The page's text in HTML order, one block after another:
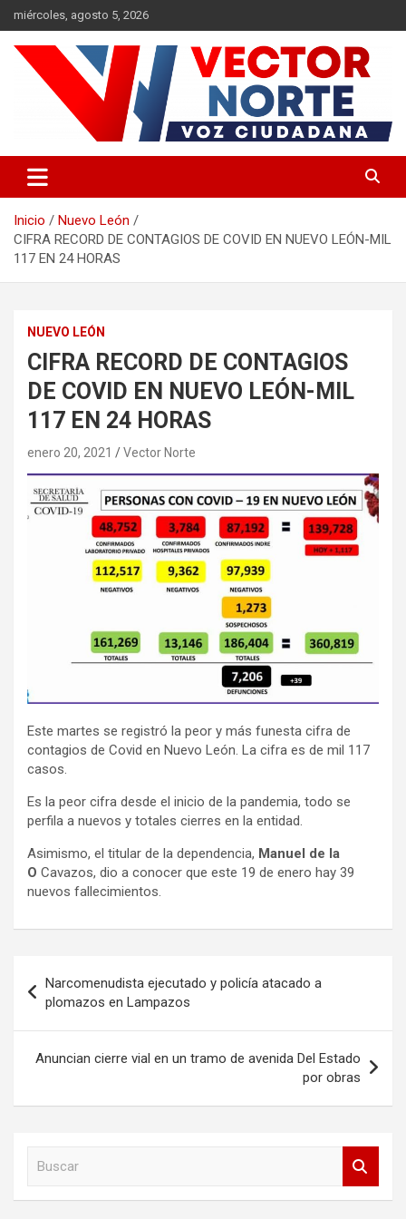
Saltar
al
contenido
miércoles, agosto 5, 2026
Vector Norte
Inicio
Nuevo León
CIFRA RECORD DE CONTAGIOS DE COVID EN NUEVO LEÓN-MIL
117 EN 24 HORAS
NUEVO LEÓN
CIFRA RECORD DE CONTAGIOS
DE COVID EN NUEVO LEÓN-MIL
117 EN 24 HORAS
enero 20, 2021 Vector Norte
Este martes se registró la peor y más funesta cifra de
contagios de Covid en Nuevo León. La cifra es de mil 117
casos.
Es la peor cifra desde el inicio de la pandemia, todo se
perfila a nuevos y totales cierres en la entidad.
Asimismo, el titular de la dependencia, Manuel de la
O Cavazos, dio a conocer que este 19 de enero hay 39
nuevos fallecimientos.
de
entradas
Narcomenudista ejecutado y policía atacado a
plomazos en Lampazos
Anuncian cierre vial en un tramo de avenida Del Estado
por obras